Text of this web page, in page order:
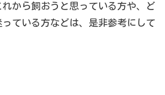
から飼おうと思っている方や、ど
ている方などは、是非参考にして